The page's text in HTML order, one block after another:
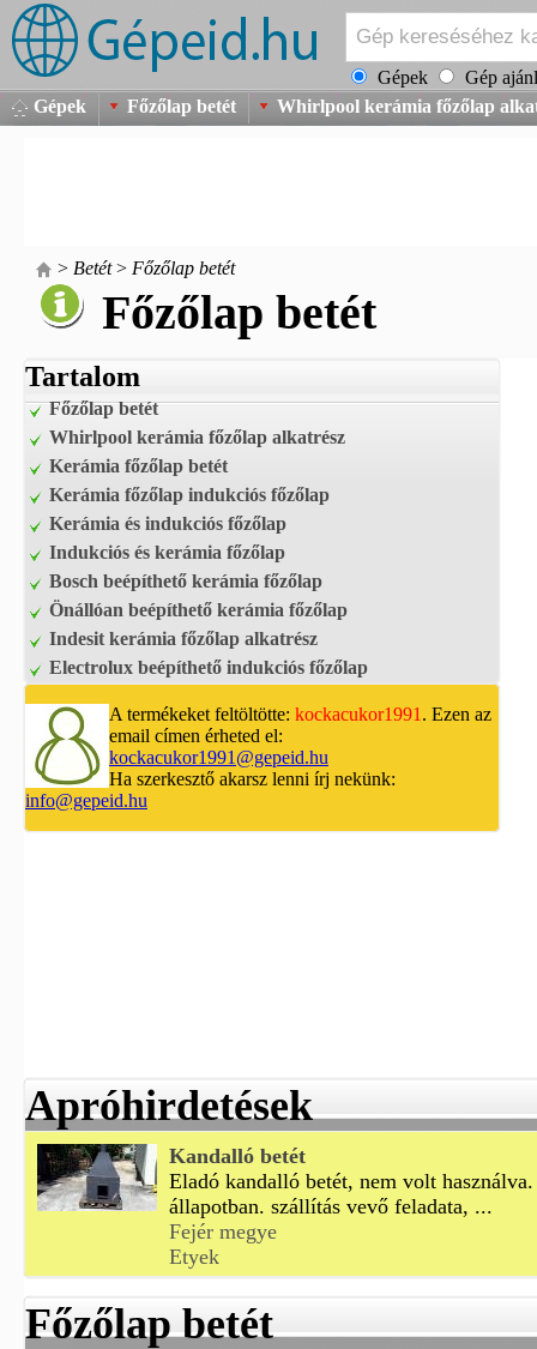
Gépek
Gép
Gépek
Főzőlap betét Whirlpool kerámia főzőlap
> Betét> Főzőlap betét
Főzőlap betét
Tartalom
Főzőlap betét
Whirlpool kerámia főzőlap alkatrész
Kerámia főzőlap betét
Kerámia főzőlap indukciós főzőlap
Kerámia és indukciós főzőlap
Indukciós és kerámia főzőlap
Bosch beépíthető kerámia főzőlap
Önállóan beépíthető kerámia főzőlap
Indesit kerámia főzőlap alkatrész
Electrolux beépíthető indukciós főzőlap
A termékeket feltöltötte: kockacukor1991 . Ezen az
email címen érheted el:
kockacukor1991@gepeid.hu
Ha szerkesztő akarsz lenni írj nekünk:
info@gepeid.hu
Apróhirdetések
Kandalló betét
Eladó kandalló betét, nem volt
állapotban. szállítás vevő feladata, ...
Fejér megye
Etyek
Főzőlap betét